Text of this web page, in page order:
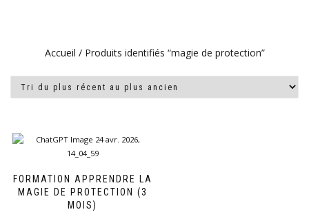
Accueil / Produits identifiés “magie de protection”
FORMATION APPRENDRE LA
MAGIE DE PROTECTION (3
MOIS)